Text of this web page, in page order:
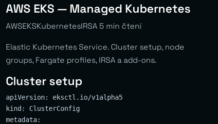
AWS EKS — Managed Kubernetes
AWSEKSKubernetesIRSA 5 min čtení
Elastic Kubernetes Service. Cluster setup, node
groups, Fargate profiles, IRSA a add-ons.
Cluster setup
apiVersion: eksctl.io/v1alpha5
kind: ClusterConfig
metadata: